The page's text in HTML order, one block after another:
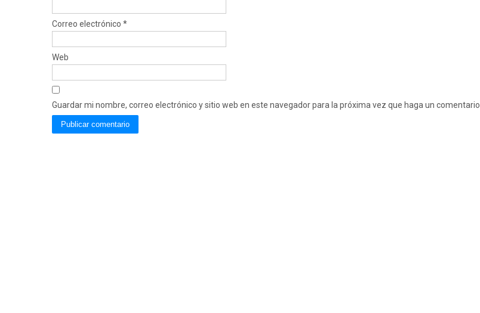
Correo electrónico *
Web
Guardar mi nombre, correo electrónico y sitio web en este navegador para la próxima vez que haga un comentario.